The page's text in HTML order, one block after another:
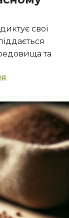
свої
та